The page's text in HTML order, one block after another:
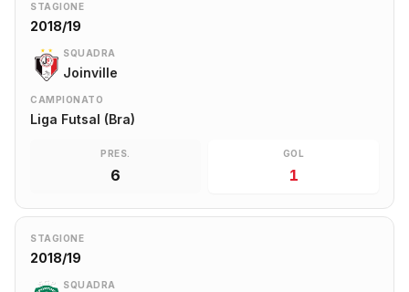
STAGIONE
2018/19
SQUADRA
Joinville
CAMPIONATO
Liga Futsal (Bra)
PRES.
6
GOL
1
STAGIONE
2018/19
SQUADRA